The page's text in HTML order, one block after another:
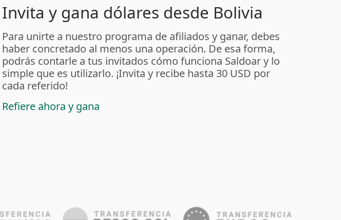
Invita y gana dólares desde Bolivia
Para unirte a nuestro programa de afiliados y ganar, debes
haber concretado al menos una operación. De esa forma,
podrás contarle a tus invitados cómo funciona Saldoar y lo
simple que es utilizarlo. ¡Invita y recibe hasta 30 USD por
cada referido!
Refiere ahora y gana